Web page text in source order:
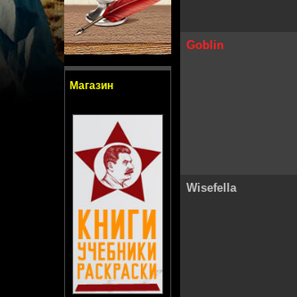
Магазин
Goblin
Wisefella